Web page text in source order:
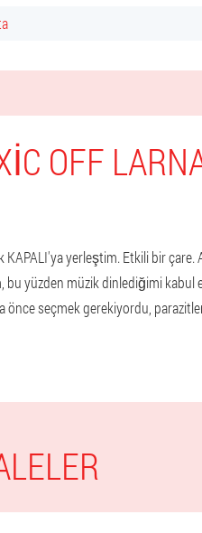
OFF
yerleştim. Etkili bir çare.
bu yüzden müzik dinlediğimi kabul
önce seçmek gerekiyordu,